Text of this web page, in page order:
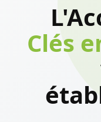
Clés